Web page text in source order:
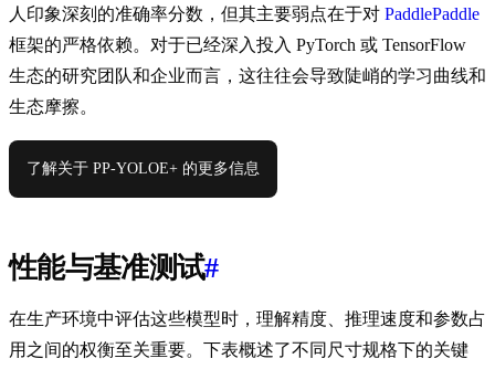
人印象深刻的准确率分数，但其主要弱点在于对 PaddlePaddle
框架的严格依赖。对于已经深入投入 PyTorch 或 TensorFlow
生态的研究团队和企业而言，这往往会导致陡峭的学习曲线和
生态摩擦。
了解关于 PP-YOLOE+ 的更多信息
性能与基准测试#
在生产环境中评估这些模型时，理解精度、推理速度和参数占
用之间的权衡至关重要。下表概述了不同尺寸规格下的关键